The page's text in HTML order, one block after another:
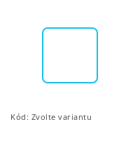
Kód: Zvolte variantu